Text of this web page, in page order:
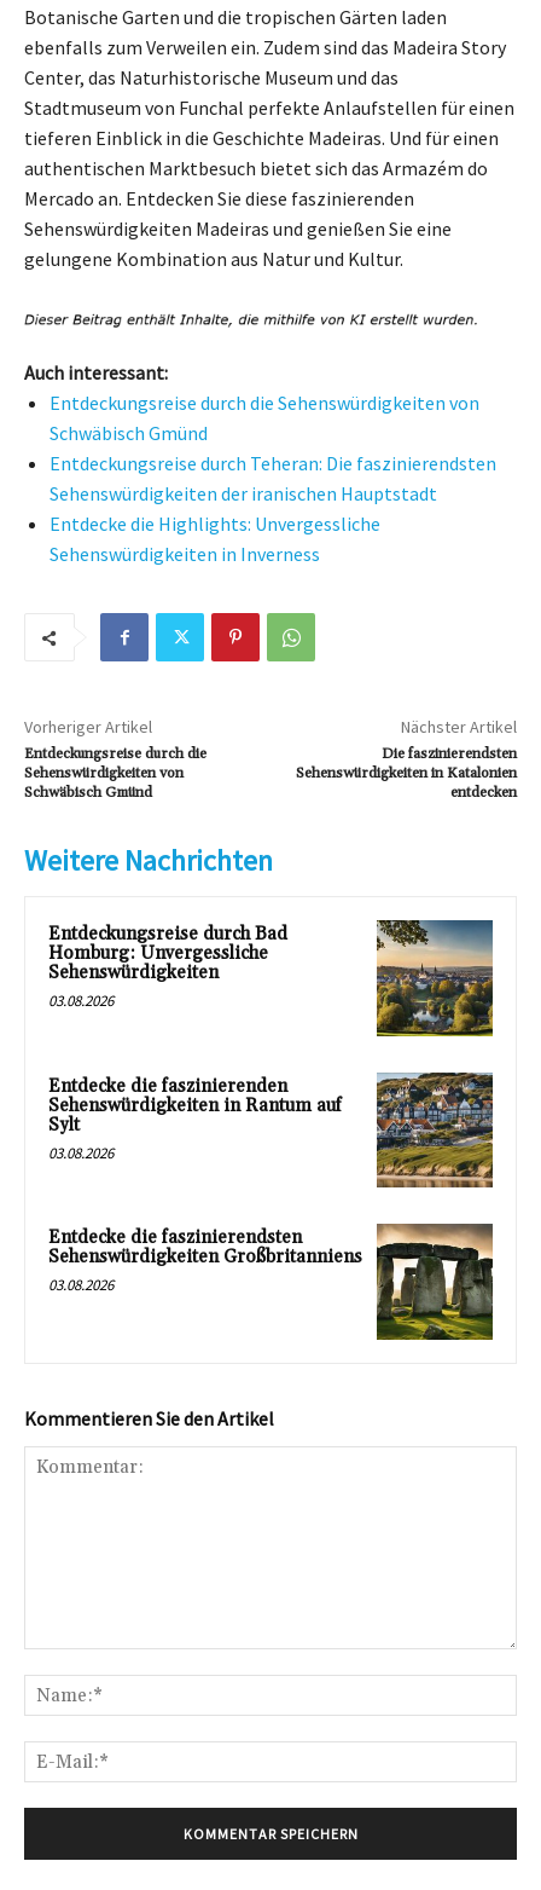
Botanische Garten und die tropischen Gärten laden
ebenfalls zum Verweilen ein. Zudem sind das Madeira Story
Center, das Naturhistorische Museum und das
Stadtmuseum von Funchal perfekte Anlaufstellen für einen
tieferen Einblick in die Geschichte Madeiras. Und für einen
authentischen Marktbesuch bietet sich das Armazém do
Mercado an. Entdecken Sie diese faszinierenden
Sehenswürdigkeiten Madeiras und genießen Sie eine
gelungene Kombination aus Natur und Kultur.
Auch interessant:
Entdeckungsreise durch die Sehenswürdigkeiten von
Schwäbisch Gmünd
Entdeckungsreise durch Teheran: Die faszinierendsten
Sehenswürdigkeiten der iranischen Hauptstadt
Entdecke die Highlights: Unvergessliche
Sehenswürdigkeiten in Inverness
Vorheriger Artikel
Entdeckungsreise durch die
Sehenswürdigkeiten von
Schwäbisch Gmünd
Nächster Artikel
Die faszinierendsten
Sehenswürdigkeiten in Katalonien
entdecken
Weitere Nachrichten
Entdeckungsreise durch Bad
Homburg: Unvergessliche
Sehenswürdigkeiten
03.08.2026
Entdecke die faszinierenden
Sehenswürdigkeiten in Rantum auf
Sylt
03.08.2026
Entdecke die faszinierendsten
Sehenswürdigkeiten Großbritanniens
03.08.2026
Kommentieren Sie den Artikel